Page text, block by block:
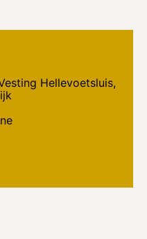
Hellevoetsluis,